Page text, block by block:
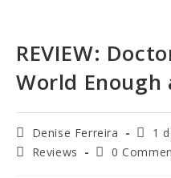
REVIEW:
World Enough
Denise Ferreira
1
Reviews
0